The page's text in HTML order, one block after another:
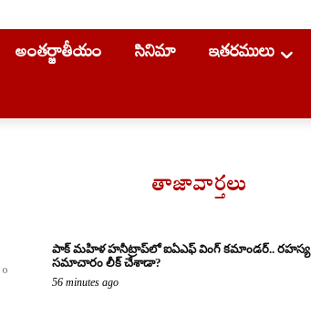
అంతర్జాతీయం సినిమా ఇతరములు
0
తాజావార్తలు
పాక్ మహిళ హనీట్రాప్‌లో ఐఏఎఫ్ వింగ్ కమాండర్.. రహస్య
సమాచారం లీక్ చేశాడా?
56 minutes ago